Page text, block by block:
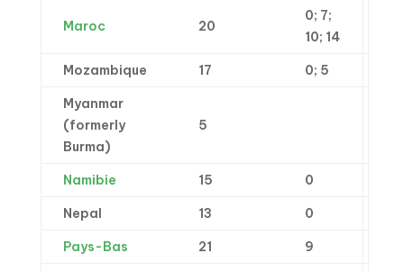
Maroc 20
0; 7;
10; 14
Mozambique 17 0; 5
Myanmar
(formerly
Burma)
5
Namibie 15 0
Nepal 13 0
Pays-Bas 21 9